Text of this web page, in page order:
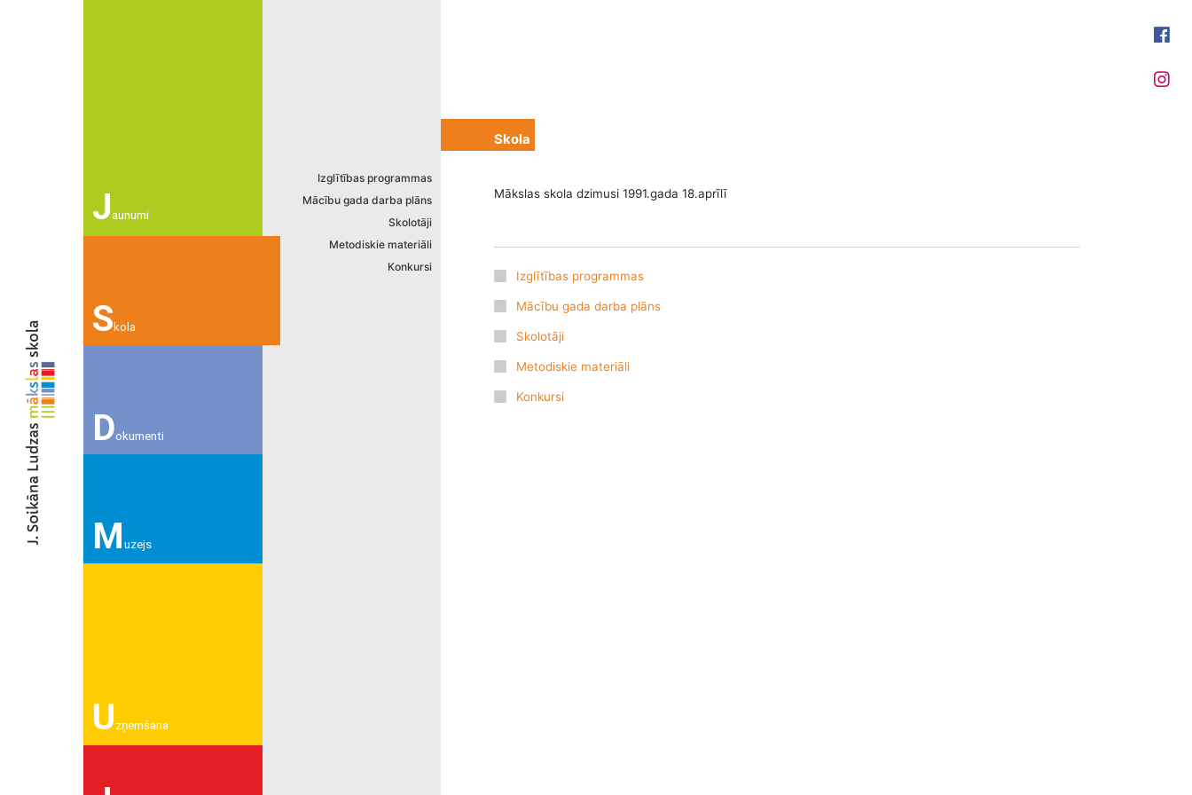
Jaunumi
Skola
Izglītības programmas
Mācību gada darba plāns
Skolotāji
Metodiskie materiāli
Konkursi
Dokumenti
Muzejs
U zņemšana
Skola
Mākslas skola dzimusi 1991.gada 18.aprīlī
Izglītības programmas
Mācību gada darba plāns
Skolotāji
Metodiskie materiāli
Konkursi